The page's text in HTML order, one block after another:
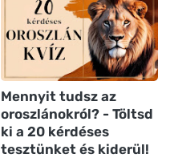
Mennyit tudsz az
oroszlánokról? - Töltsd
ki a 20 kérdéses
tesztünket és kiderül!